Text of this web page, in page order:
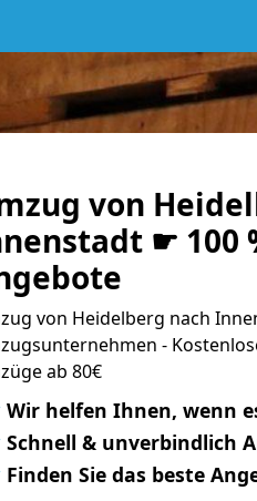
von
☛ 100
von Heidelberg nach
-
ab 80€
Wir helfen Ihnen, wenn
Schnell & unverbindlich
Finden Sie das beste